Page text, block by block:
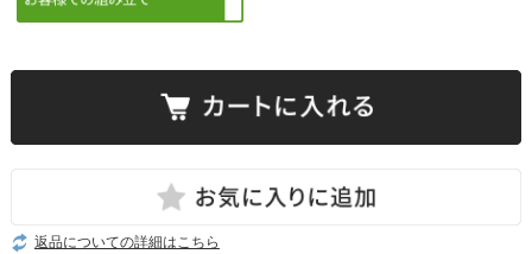
返品についての詳細はこちら